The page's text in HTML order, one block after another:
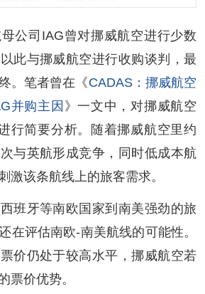
司IAG曾对挪威航空进行少数
此与挪威航空进行收购谈判，最
。笔者曾在《CADAS：挪威航空
并购主因 》一文中，对挪威航空
行简要分析。随着挪威航空里约
与英航形成竞争，同时低成本航
激该条航线上的旅客需求。
牙等南欧国家到南美强劲的旅
在评估南欧-南美航线的可能性。
价仍处于较高水平，挪威航空若
票价优势。